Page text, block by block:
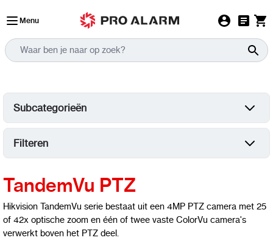
Menu
Subcategorieën
Filteren
TandemVu PTZ
Hikvision TandemVu serie bestaat uit een 4MP PTZ camera met 25
of 42x optische zoom en één of twee vaste ColorVu camera's
verwerkt boven het PTZ deel.